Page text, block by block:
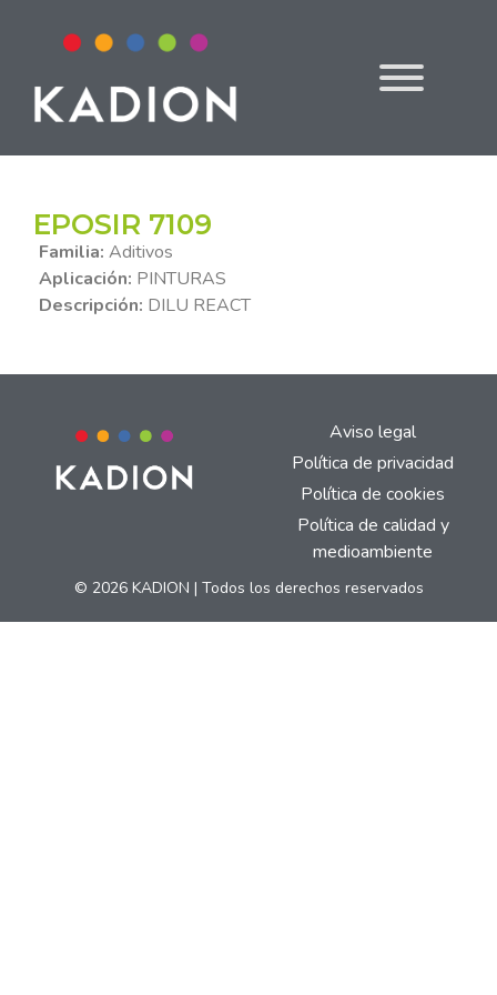
EPOSIR 7109
Familia: Aditivos
Aplicación: PINTURAS
Descripción: DILU REACT
Aviso legal
Política de privacidad
Política de cookies
Política de calidad y
medioambiente
© 2026 KADION | Todos los derechos reservados